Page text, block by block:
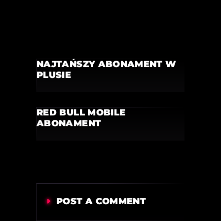
NAJTAŃSZY ABONAMENT W
PLUSIE
RED BULL MOBILE
ABONAMENT
POST A COMMENT